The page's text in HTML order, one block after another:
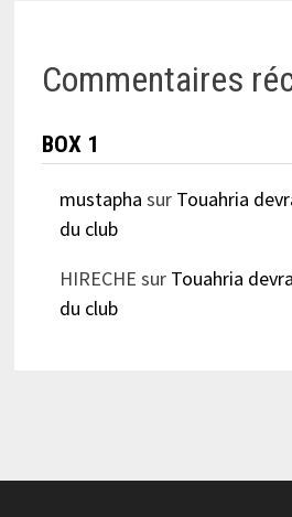
Commentaires
BOX 1
mustapha sur Touahria
du club
HIRECHE sur Touahria
du club